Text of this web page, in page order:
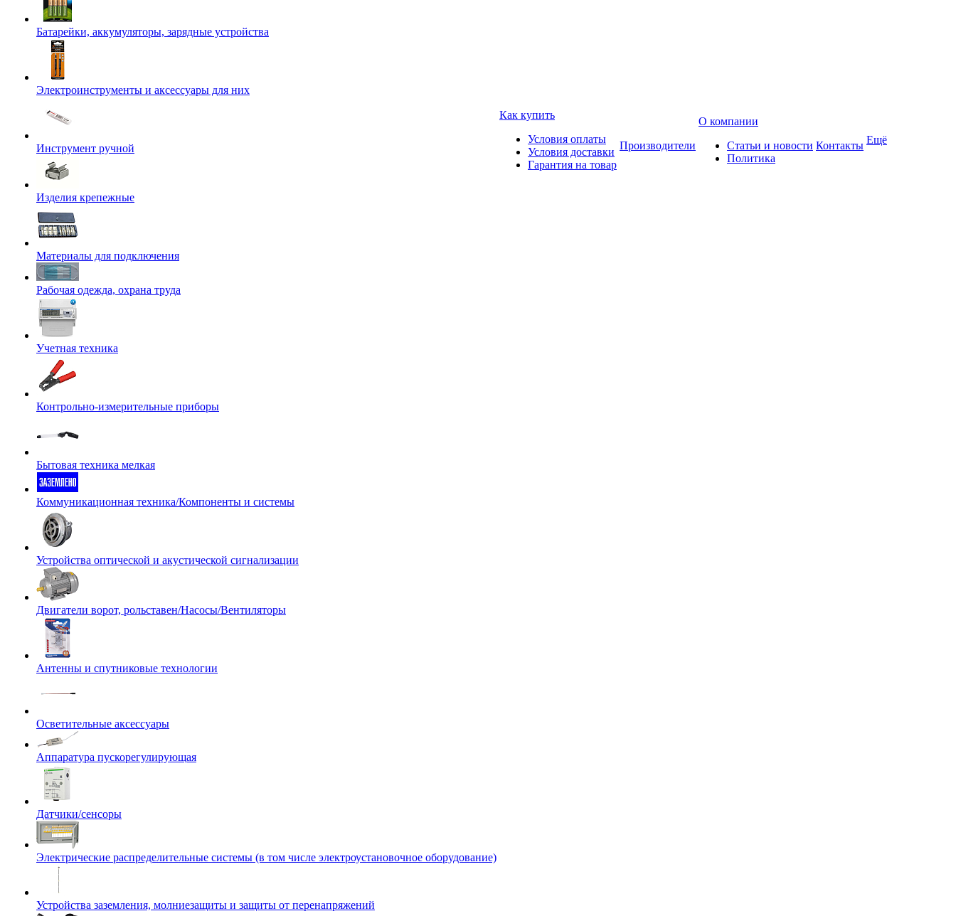
Батарейки, аккумуляторы, зарядные устройства
Электроинструменты и аксессуары для них
Инструмент ручной
Изделия крепежные
Материалы для подключения
Рабочая одежда, охрана труда
Учетная техника
Контрольно-измерительные приборы
Бытовая техника мелкая
Коммуникационная техника/Компоненты и системы
Устройства оптической и акустической сигнализации
Двигатели ворот, рольставен/Насосы/Вентиляторы
Антенны и спутниковые технологии
Осветительные аксессуары
Аппаратура пускорегулирующая
Датчики/сенсоры
Электрические распределительные системы (в том числе электроустановочное оборудование)
Устройства заземления, молниезащиты и защиты от перенапряжений
Как купить
Условия оплаты
Условия доставки
Гарантия на товар
Производители
О компании
Статьи и новости
Политика
Контакты Ещё